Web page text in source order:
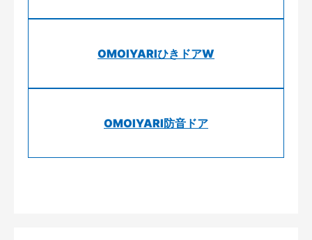
OMOIYARIひきドアW
OMOIYARI防音ドア